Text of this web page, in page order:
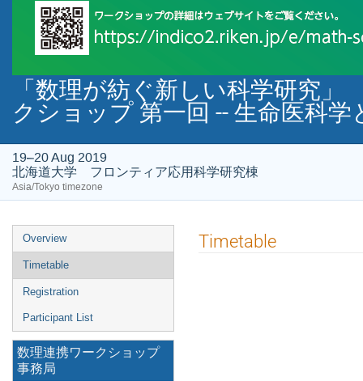
「数理が紡ぐ新
クショップ 第一回 -- 生命医科学
19–20 Aug 2019
北海道大学 フロンティア応用科学研究棟
Asia/Tokyo timezone
Event
menu
Overview
Timetable
Registration
Participant List
数理連携ワークショップ
事務局
Timetable